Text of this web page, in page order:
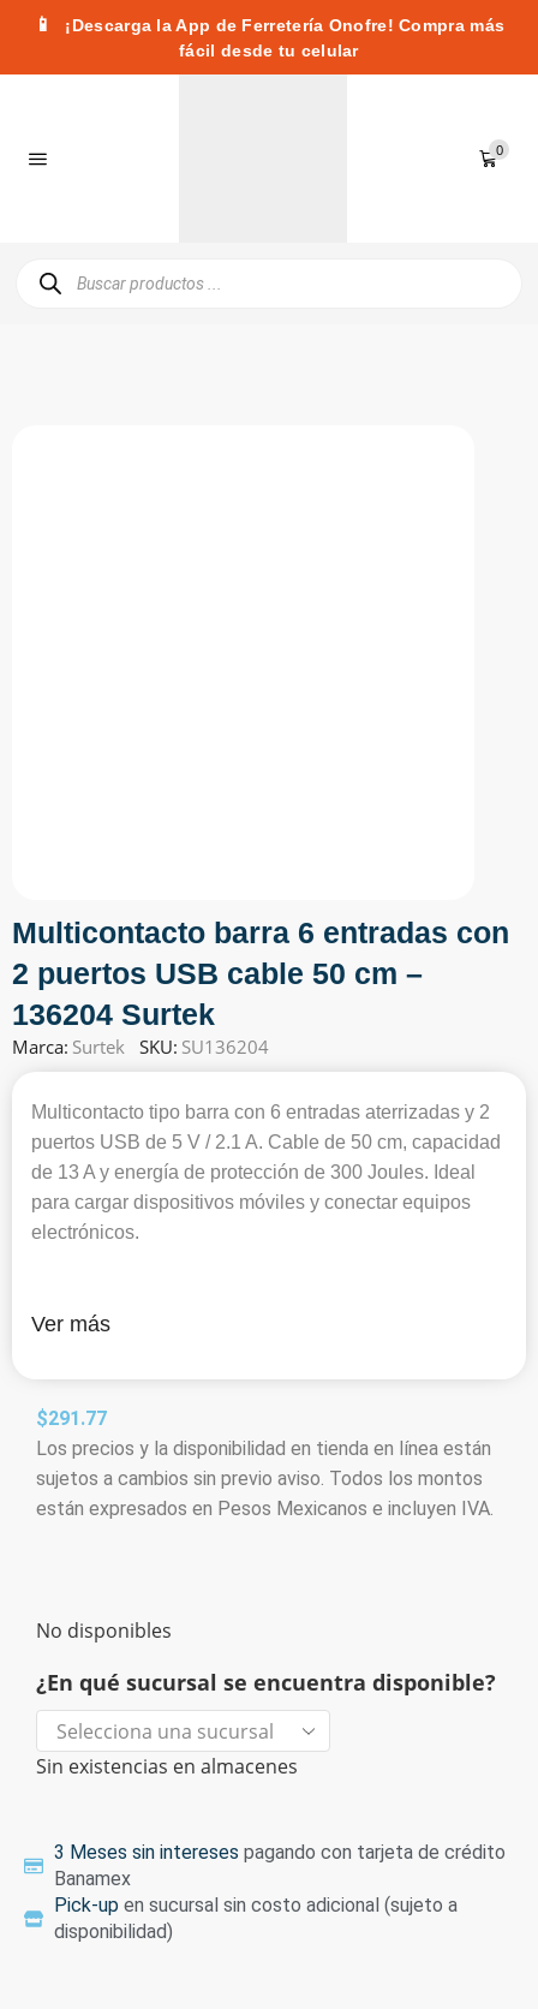
📱
¡Descarga la App de Ferretería Onofre! Compra más
fácil desde tu celular
0
Multicontacto barra 6 entradas con
2 puertos USB cable 50 cm –
136204 Surtek
Marca: Surtek SKU: SU136204
Multicontacto tipo barra con 6 entradas aterrizadas y 2
puertos USB de 5 V / 2.1 A. Cable de 50 cm, capacidad
de 13 A y energía de protección de 300 Joules. Ideal
para cargar dispositivos móviles y conectar equipos
electrónicos.
Ver más
$291.77
Los precios y la disponibilidad en tienda en línea están
sujetos a cambios sin previo aviso. Todos los montos
están expresados en Pesos Mexicanos e incluyen IVA.
No disponibles
¿En qué sucursal se encuentra disponible?
Sin existencias en almacenes
3 Meses sin intereses pagando con tarjeta de crédito
Banamex
Pick-up en sucursal sin costo adicional (sujeto a
disponibilidad)